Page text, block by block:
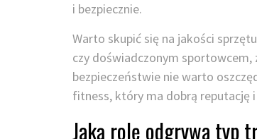
i bezpiecznie.
Warto skupić się na jakości
czy doświadczonym
bezpieczeństwie nie warto
fitness, który ma dobrą reputację
Jaką rolę odgrywa typ